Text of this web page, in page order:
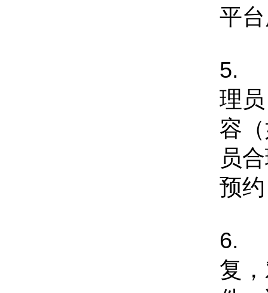
平
5.
理
容
员
预
6.
复